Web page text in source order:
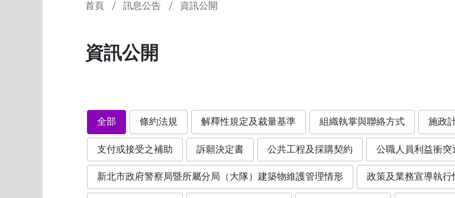
首頁
訊息公告 資訊公開
資訊公開
全部 條約法規 解釋性規定及裁量基準 組織執掌與聯絡方式 施政
支付或接受之補助 訴願決定書 公共工程及採購契約 公職人員利益衝突
新北市政府警察局暨所屬分局（大隊）建築物維護管理情形 政策及業務宣導執行